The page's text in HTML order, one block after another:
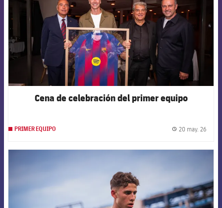
Cena de celebración del primer equipo
PRIMER EQUIPO 20 may. 26